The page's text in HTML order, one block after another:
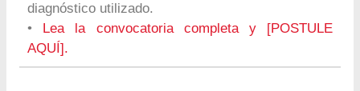
diagnóstico utilizado.
•
Lea la convocatoria completa y [POSTULE
AQUÍ].